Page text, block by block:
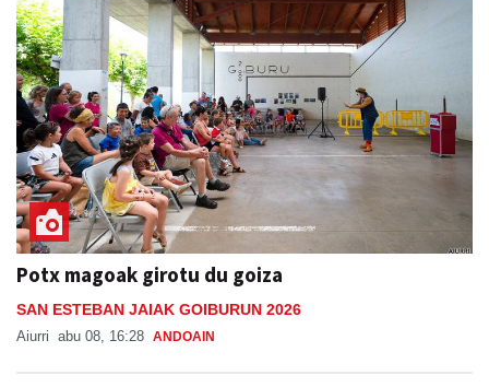
Potx magoak girotu du goiza
SAN ESTEBAN JAIAK GOIBURUN 2026
Aiurri abu 08, 16:28 ANDOAIN